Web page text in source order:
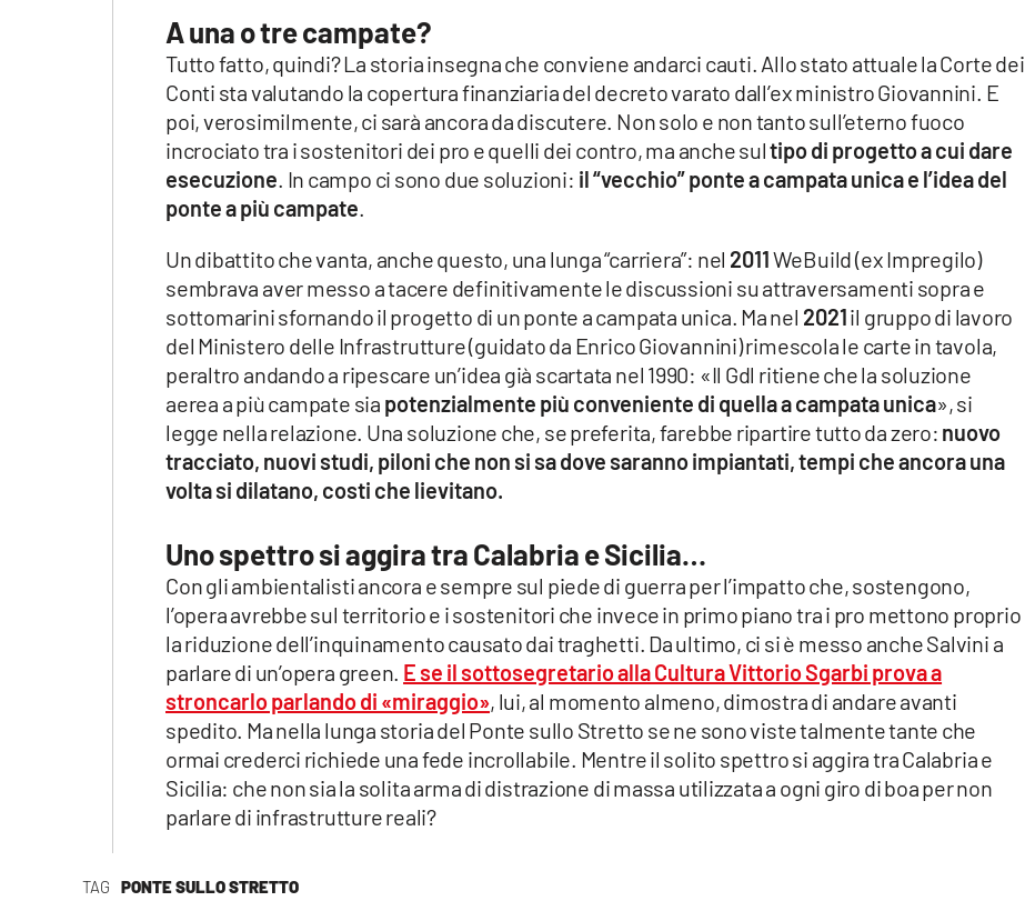
TAG PONTE SULLO STRETTO
A una o tre campate?
Tutto fatto, quindi? La storia insegna che conviene andarci cauti. Allo stato attuale la Corte dei
Conti sta valutando la copertura finanziaria del decreto varato dall’ex ministro Giovannini. E
poi, verosimilmente, ci sarà ancora da discutere. Non solo e non tanto sull’eterno fuoco
incrociato tra i sostenitori dei pro e quelli dei contro, ma anche sultipo di progetto a cui dare
esecuzione. In campo ci sono due soluzioni: il “vecchio” ponte a campata unica e l’idea del
ponte a più campate.
Un dibattito che vanta, anche questo, una lunga “carriera”: nel 2011WeBuild (ex Impregilo)
sembrava aver messo a tacere definitivamente le discussioni su attraversamenti sopra e
sottomarini sfornando il progetto di un ponte a campata unica. Ma nel 2021il gruppo di lavoro
del Ministero delle Infrastrutture (guidato da Enrico Giovannini) rimescola le carte in tavola,
peraltro andando a ripescare un’idea già scartata nel 1990: «Il Gdl ritiene che la soluzione
aerea a più campate sia potenzialmente più conveniente di quella a campata unica», si
legge nella relazione. Una soluzione che, se preferita, farebbe ripartire tutto da zero: nuovo
tracciato, nuovi studi, piloni che non si sa dove saranno impiantati, tempi che ancora una
volta si dilatano, costi che lievitano.
Uno spettro si aggira tra Calabria e Sicilia…
Con gli ambientalisti ancora e sempre sul piede di guerra per l’impatto che, sostengono,
l’opera avrebbe sul territorio e i sostenitori che invece in primo piano tra i pro mettono proprio
la riduzione dell’inquinamento causato dai traghetti. Da ultimo, ci si è messo anche Salvini a
parlare di un’opera green. E se il sottosegretario alla Cultura Vittorio Sgarbi prova a
stroncarlo parlando di «miraggio», lui, al momento almeno, dimostra di andare avanti
spedito. Ma nella lunga storia del Ponte sullo Stretto se ne sono viste talmente tante che
ormai crederci richiede una fede incrollabile. Mentre il solito spettro si aggira tra Calabria e
Sicilia: che non sia la solita arma di distrazione di massa utilizzata a ogni giro di boa per non
parlare di infrastrutture reali?